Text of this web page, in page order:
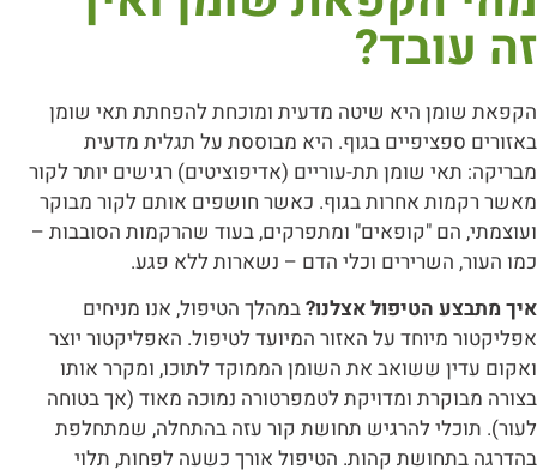
זה עובד?
הקפאת שומן היא שיטה מדעית ומוכחת להפחתת תאי שומן
באזורים ספציפיים בגוף. היא מבוססת על תגלית מדעית
מבריקה: תאי שומן תת-עוריים (אדיפוציטים) רגישים יותר לקור
מאשר רקמות אחרות בגוף. כאשר חושפים אותם לקור מבוקר
ועוצמתי, הם "קופאים" ומתפרקים, בעוד שהרקמות הסובבות –
כמו העור, השרירים וכלי הדם – נשארות ללא פגע.
איך מתבצע הטיפול אצלנו?במהלך הטיפול, אנו מניחים
אפליקטור מיוחד על האזור המיועד לטיפול. האפליקטור יוצר
ואקום עדין ששואב את השומן הממוקד לתוכו, ומקרר אותו
בצורה מבוקרת ומדויקת לטמפרטורה נמוכה מאוד (אך בטוחה
לעור). תוכלי להרגיש תחושת קור עזה בהתחלה, שמתחלפת
בהדרגה בתחושת קהות. הטיפול אורך כשעה לפחות, תלוי